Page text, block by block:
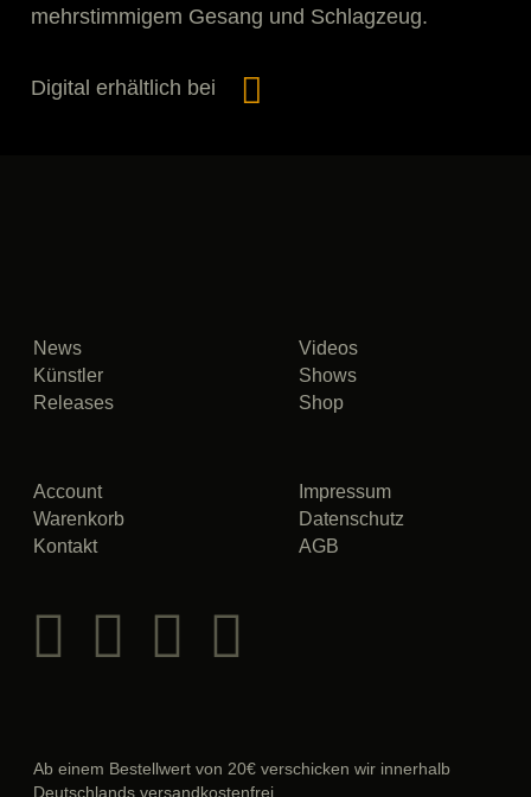
mehrstimmigem Gesang und Schlagzeug.
Digital erhältlich bei
News
Künstler
Releases
Videos
Shows
Shop
Account
Warenkorb
Kontakt
Impressum
Datenschutz
AGB
Ab einem Bestellwert von 20€ verschicken wir innerhalb
Deutschlands versandkostenfrei.